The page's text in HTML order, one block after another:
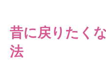
昔に戻りたく
法